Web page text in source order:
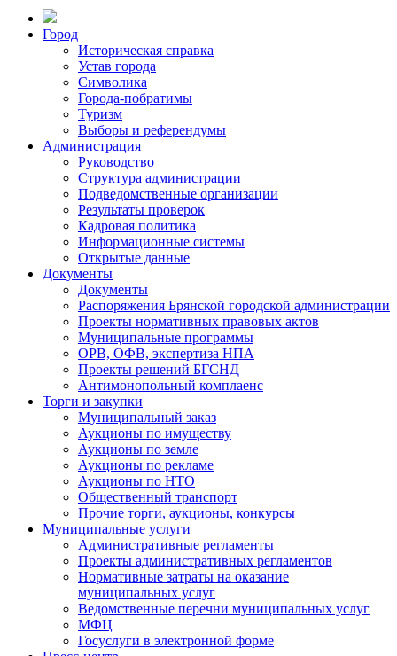
Город
Историческая справка
Устав города
Символика
Города-побратимы
Туризм
Выборы и референдумы
Администрация
Руководство
Структура администрации
Подведомственные организации
Результаты проверок
Кадровая политика
Информационные системы
Открытые данные
Документы
Документы
Распоряжения Брянской городской администрации
Проекты нормативных правовых актов
Муниципальные программы
ОРВ, ОФВ, экспертиза НПА
Проекты решений БГСНД
Антимонопольный комплаенс
Торги и закупки
Муниципальный заказ
Аукционы по имуществу
Аукционы по земле
Аукционы по рекламе
Аукционы по НТО
Общественный транспорт
Прочие торги, аукционы, конкурсы
Муниципальные услуги
Административные регламенты
Проекты административных регламентов
Нормативные затраты на оказание
муниципальных услуг
Ведомственные перечни муниципальных услуг
МФЦ
Госуслуги в электронной форме